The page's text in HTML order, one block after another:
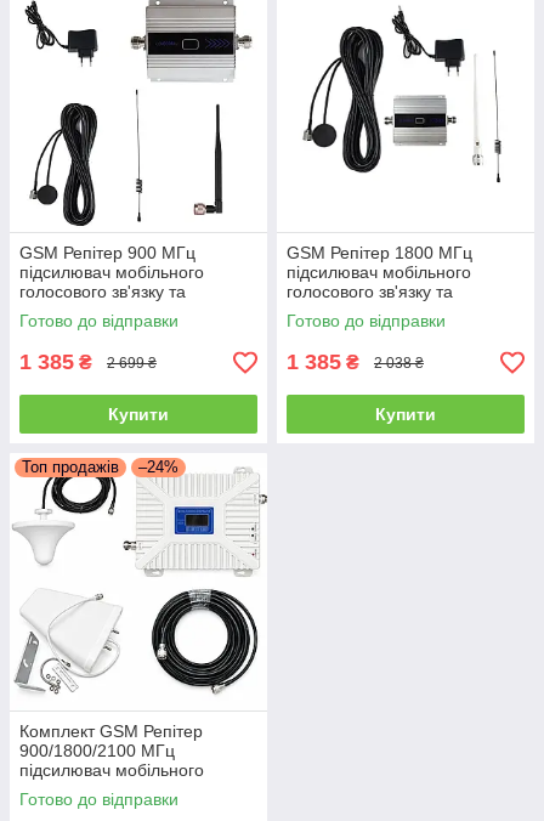
GSM Репітер 900 МГц
підсилювач мобільного
голосового зв'язку та
інтернету Aspor
Готово до відправки
1 385 ₴ 2 699 ₴
Купити
GSM Репітер 1800 МГц
підсилювач мобільного
голосового зв'язку та
інтернету Aspor
Готово до відправки
1 385 ₴ 2 038 ₴
Купити
Топ продажів –24%
Комплект GSM Репітер
900/1800/2100 МГц
підсилювач мобільного
зв'язку та інтернету Aspor з
антеною 10 дБ
Готово до відправки